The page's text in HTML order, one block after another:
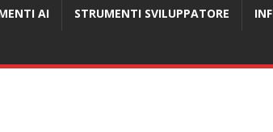
AI STRUMENTI SVILUPPATORE